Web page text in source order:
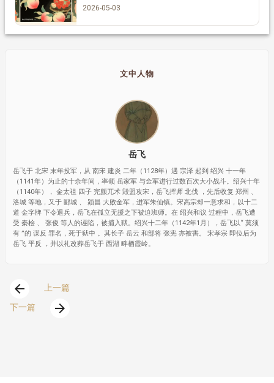
2026-05-03
文中人物
岳飞
岳飞于 北宋 末年投军，从 南宋 建炎 二年（1128年）遇 宗泽 起到 绍兴 十一年
（1141年）为止的十余年间，率领 岳家军 与金军进行过数百次大小战斗。绍兴十年
（1140年）， 金太祖 四子 完颜兀术 毁盟攻宋，岳飞挥师 北伐 ，先后收复 郑州 、
洛城 等地，又于 郾城 、 颍昌 大败金军，进军朱仙镇。宋高宗却一意求和，以十二
道 金字牌 下令退兵，岳飞在孤立无援之下被迫班师。在 绍兴和议 过程中，岳飞遭
受 秦桧 、 张俊 等人的诬陷，被捕入狱。绍兴十二年（1142年1月），岳飞以“ 莫须
有 ”的 谋反 罪名，死于狱中 。其长子 岳云 和部将 张宪 亦被害。 宋孝宗 即位后为
岳飞 平反 ，并以礼改葬岳飞于 西湖 畔栖霞岭。
arrow_back
上一篇
下一篇
arrow_forward